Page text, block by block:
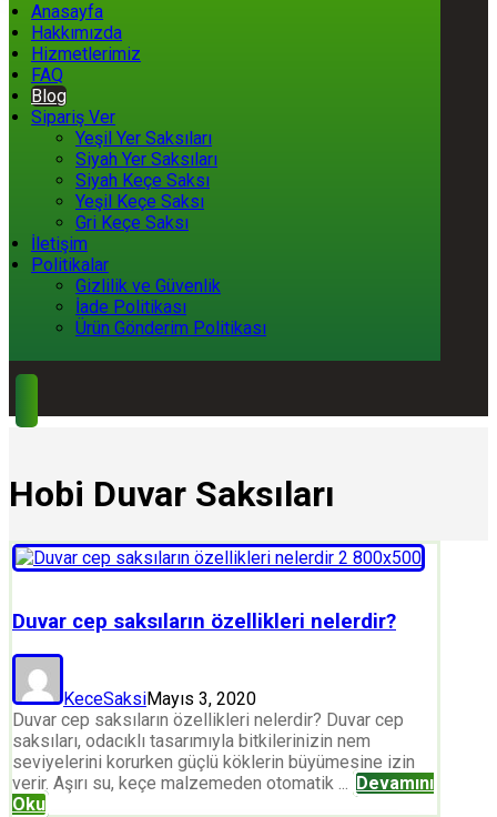
Anasayfa
Hakkımızda
Hizmetlerimiz
FAQ
Blog
Sipariş Ver
Yeşil Yer Saksıları
Siyah Yer Saksıları
Siyah Keçe Saksı
Yeşil Keçe Saksı
Gri Keçe Saksı
İletişim
Politikalar
Gizlilik ve Güvenlik
İade Politikası
Ürün Gönderim Politikası
Hobi Duvar Saksıları
Duvar cep saksıların özellikleri nelerdir?
KeceSaksiMayıs 3, 2020
Duvar cep saksıların özellikleri nelerdir? Duvar cep
saksıları, odacıklı tasarımıyla bitkilerinizin nem
seviyelerini korurken güçlü köklerin büyümesine izin
verir. Aşırı su, keçe malzemeden otomatik ... Devamını
Oku